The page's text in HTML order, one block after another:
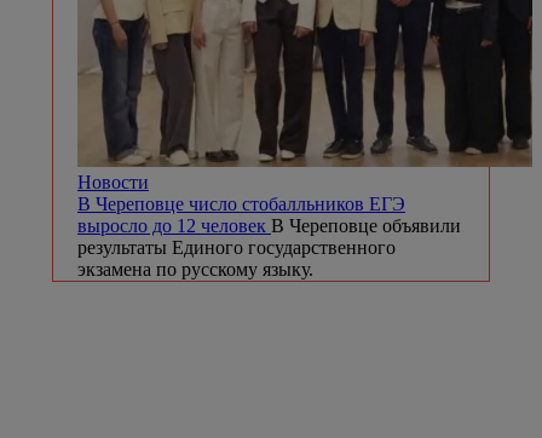
Новости
В Череповце число стобалльников ЕГЭ
выросло до 12 человек В Череповце объявили
результаты Единого государственного
экзамена по русскому языку.